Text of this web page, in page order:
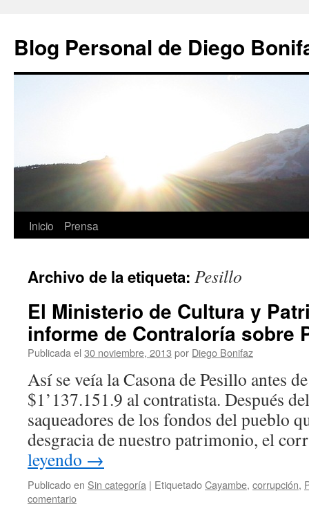
contenido
Blog Personal de Diego
Inicio Prensa
Archivo de la etiqueta: Pesillo
El Ministerio de Cultura y
informe de Contraloría sobre
Publicada el 30 noviembre, 2013 por Diego Bonifaz
Así se veía la Casona de Pesillo antes
$1’137.151.9 al contratista. Después
saqueadores de los fondos del pueblo
desgracia de nuestro patrimonio, el
leyendo →
Publicado en Sin categoría | EtiquetadoCayambe, corrupción,
comentario